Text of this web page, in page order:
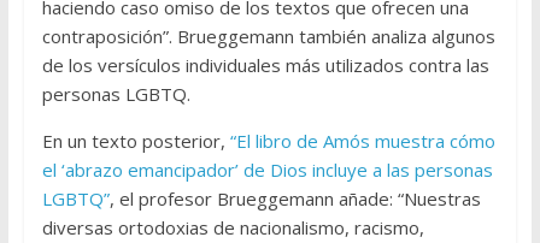
haciendo caso omiso de los textos que ofrecen una
contraposición”. Brueggemann también analiza algunos
de los versículos individuales más utilizados contra las
personas LGBTQ.
En un texto posterior, “El libro de Amós muestra cómo
el ‘abrazo emancipador’ de Dios incluye a las personas
LGBTQ”, el profesor Brueggemann añade: “Nuestras
diversas ortodoxias de nacionalismo, racismo,